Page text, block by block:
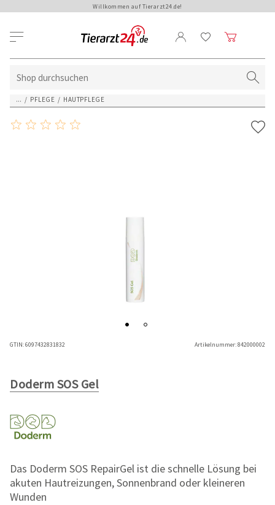
Willkommen auf Tierarzt24.de!
... / PFLEGE / HAUTPFLEGE
GTIN:6097432831832 Artikelnummer:842000002
Doderm SOS Gel
Das Doderm SOS RepairGel ist die schnelle Lösung bei
akuten Hautreizungen, Sonnenbrand oder kleineren
Wunden